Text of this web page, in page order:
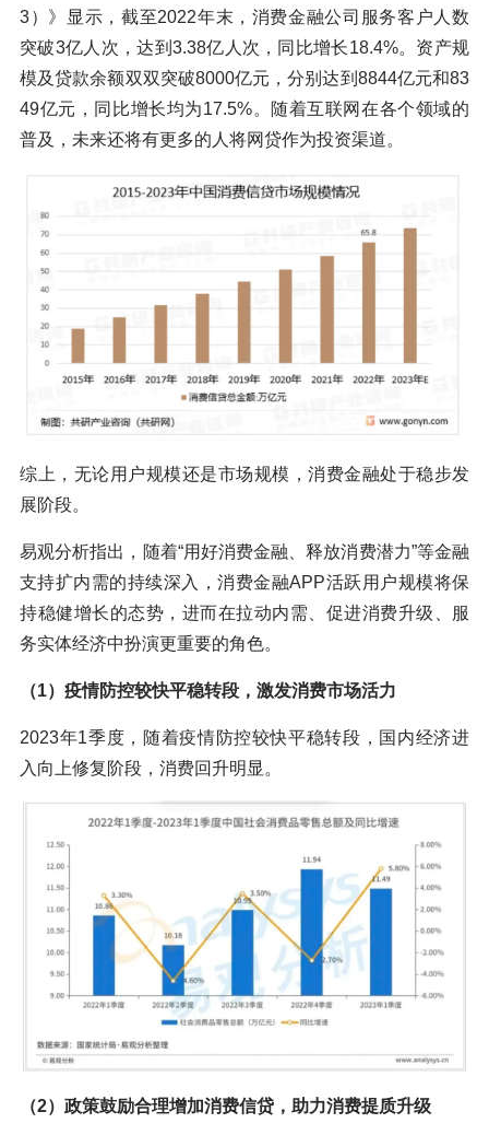
3）》显示，截至2022年末，消费金融公司服务客户人数
突破3亿人次，达到3.38亿人次，同比增长18.4%。资产规
模及贷款余额双双突破8000亿元，分别达到8844亿元和83
49亿元，同比增长均为17.5%。随着互联网在各个领域的
普及，未来还将有更多的人将网贷作为投资渠道。
综上，无论用户规模还是市场规模，消费金融处于稳步发
展阶段。
易观分析指出，随着“用好消费金融、释放消费潜力”等金融
支持扩内需的持续深入，消费金融APP活跃用户规模将保
持稳健增长的态势，进而在拉动内需、促进消费升级、服
务实体经济中扮演更重要的角色。
（1）疫情防控较快平稳转段，激发消费市场活力
2023年1季度，随着疫情防控较快平稳转段，国内经济进
入向上修复阶段，消费回升明显。
（2）政策鼓励合理增加消费信贷，助力消费提质升级